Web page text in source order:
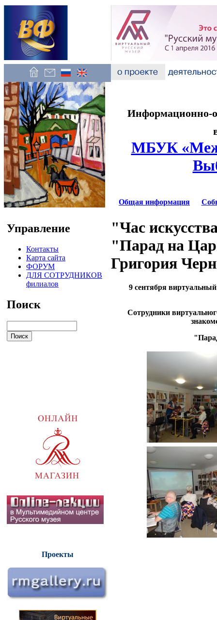
Управление
Контакты
Карта сайта
ФОРУМ
ДЛЯ СОТРУДНИКОВ
филиалов
Поиск
Проекты
Информационно-
МБУК
Общая информация
"Час
"Парад на
Григория
9 сентября
Сотрудники